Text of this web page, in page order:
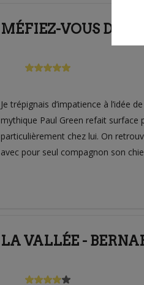
MÉFIEZ-VOUS DES
Je trépignais d’impatience à l’idée
mythique Paul Green refait surface
particulièrement chez lui. On
avec pour seul compagnon son
LA VALLÉE -